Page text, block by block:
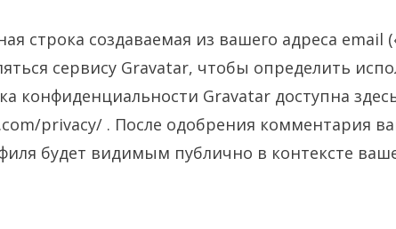
строка создаваемая из вашего адреса email
сервису Gravatar, чтобы определить
конфиденциальности Gravatar доступна
privacy/ . После одобрения комментария
будет видимым публично в контексте